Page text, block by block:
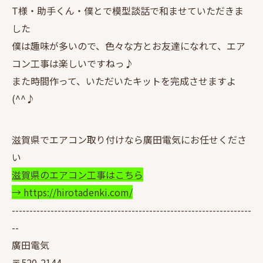
T様・助手くん・僕とで模型談話で和ませていただきま
した
僕は趣味が多いので、色々な方とお友達になれて、エア
コン工事は楽しいですねっ♪
また時間作って、いただいたキットを完成させますよ
(^^♪
滋賀県でエアコン取り付けなら廣田電気にお任せくださ
い
滋賀県のエアコン工事はこちら
→ https://hirotadenki.com/
--------------------------------------------------------------------
--
廣田電気